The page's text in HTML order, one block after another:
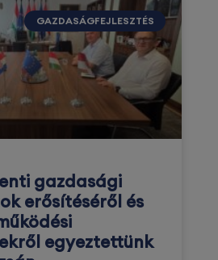
GAZDASÁGFEJLESZTÉS
gazdasági
erősítéséről és
egyeztettünk